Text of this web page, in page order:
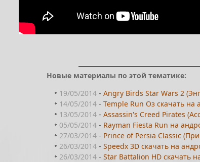
Новые материалы по этой тематике:
19/05/2014 -Angry Birds Star Wars 2
14/05/2014 -Temple Run Оз скачать на
13/05/2014 -Assassin's Creed Pirates
05/05/2014 - Rayman Fiesta Run на
27/03/2014 - Prince of Persia Classic
26/03/2014 -Speedx 3D скачать на
26/03/2014 -Star Battalion HD скачать